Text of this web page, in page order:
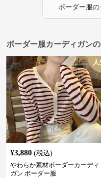
ボーダー服の
ボーダー服カーディガン
¥3,880 (税込)
やわらか素材ボーダーカーディ
ガン ボーダー服